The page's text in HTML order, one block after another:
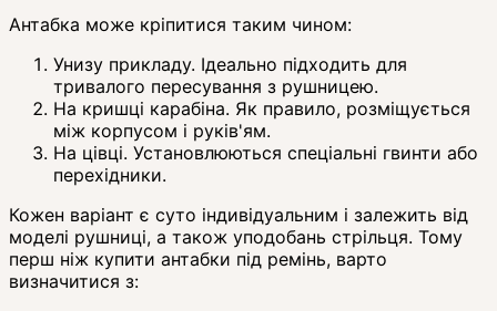
Антабка може кріпитися таким чином:
Унизу прикладу. Ідеально підходить для
тривалого пересування з рушницею.
На кришці карабіна. Як правило, розміщується
між корпусом і руків'ям.
На цівці. Установлюються спеціальні гвинти або
перехідники.
Кожен варіант є суто індивідуальним і залежить від
моделі рушниці, а також уподобань стрільця. Тому
перш ніж купити антабки під ремінь, варто
визначитися з: